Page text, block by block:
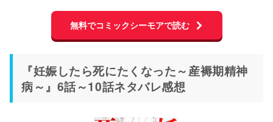
無料でコミックシーモアで読む
『妊娠したら死にたくなった～産褥期精神
病～』6話～10話ネタバレ感想